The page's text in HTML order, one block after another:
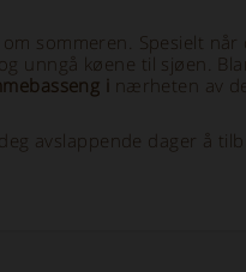
om sommeren. Spesielt
unngå køene til sjøen.
i nærheten av
avslappende dager å